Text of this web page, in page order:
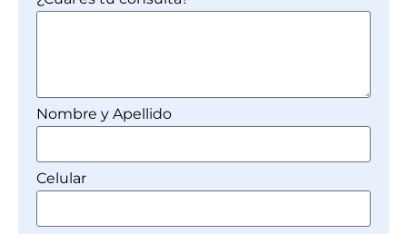
Nombre y Apellido
Celular